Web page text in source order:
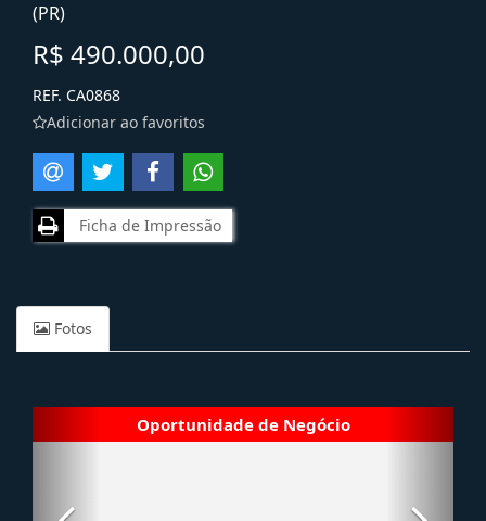
(PR)
R$ 490.000,00
REF. CA0868
Adicionar ao favoritos
Ficha de Impressão
Fotos